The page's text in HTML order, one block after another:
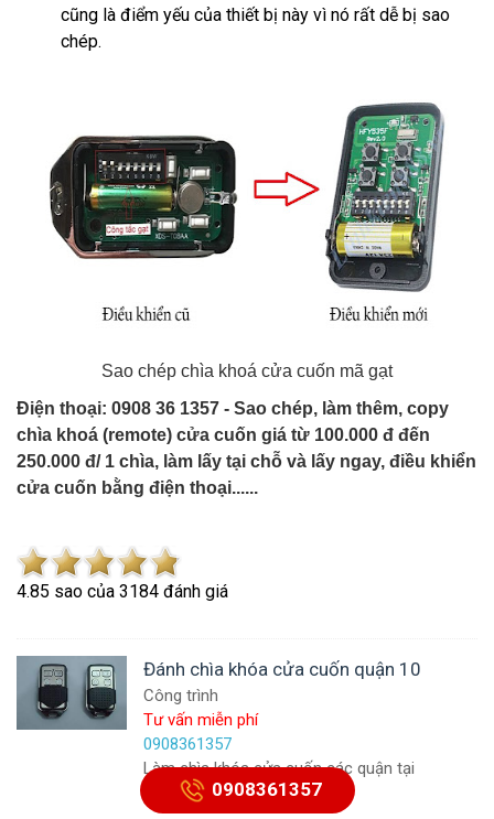
cũng là điểm yếu của thiết bị này vì nó rất dễ bị sao
chép.
Sao chép chìa khoá cửa cuốn mã gạt
Điện thoại: 0908 36 1357 - Sao chép, làm thêm, copy
chìa khoá (remote) cửa cuốn giá từ 100.000 đ đến
250.000 đ/ 1 chìa, làm lấy tại chỗ và lấy ngay, điều khiển
cửa cuốn bằng điện thoại......
4.85 sao của 3184 đánh giá
Đánh chìa khóa cửa cuốn quận 10
Công trình
Tư vấn miễn phí
0908361357
Làm chìa khóa cửa cuốn các quận tại
Tp.HCM
0908361357